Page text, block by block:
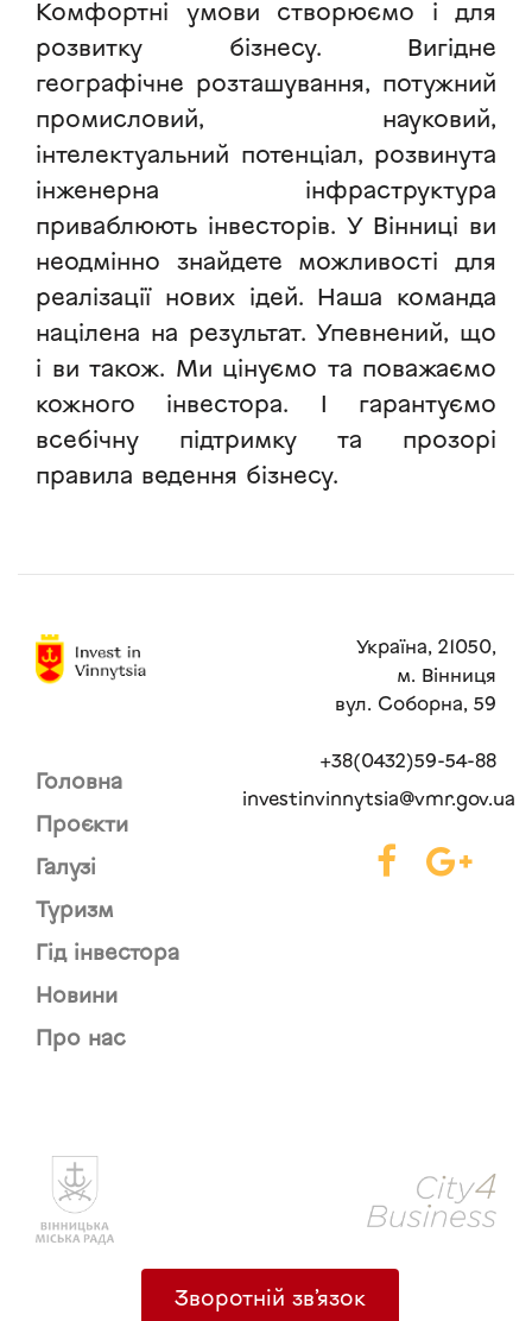
Комфортні умови створюємо і для
розвитку бізнесу. Вигідне
географічне розташування, потужний
промисловий, науковий,
інтелектуальний потенціал, розвинута
інженерна інфраструктура
приваблюють інвесторів. У Вінниці ви
неодмінно знайдете можливості для
реалізації нових ідей. Наша команда
націлена на результат. Упевнений, що
і ви також. Ми цінуємо та поважаємо
кожного інвестора. І гарантуємо
всебічну підтримку та прозорі
правила ведення бізнесу.
Україна, 21050,
м. Вінниця
вул. Соборна, 59
Головна
Проєкти
Галузі
Туризм
Гід інвестора
Новини
Про нас
+38(0432)59-54-88
investinvinnytsia@vmr.gov.ua
Зворотній зв’язок